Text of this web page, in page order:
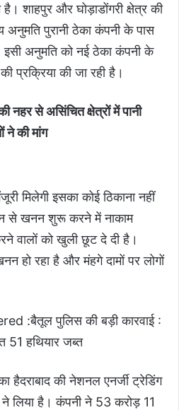
शाहपुर और घोड़ाडोंगरी क्षेत्र की
अनुमति पुरानी ठेका कंपनी के पास
अनुमति को नई ठेका कंपनी के
प्रक्रिया की जा रही है।
नहर से असिंचित क्षेत्रों में पानी
ने की मांग
मिलेगी इसका कोई ठिकाना नहीं
से खनन शुरू करने में नाकाम
वालों को खुली छूट दे दी है।
हो रहा है और मंहगे दामों पर लोगों
:बैतूल पुलिस की बड़ी कारवाई :
51 हथियार जब्त
हैदराबाद की नेशनल एनर्जी ट्रेडिंग
ने लिया है। कंपनी ने 53 करोड़ 11